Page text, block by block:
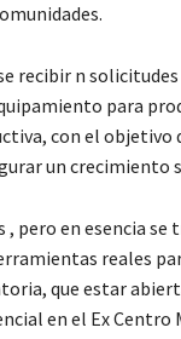
recibir n
para
con el
un crecimiento
, pero en esencia
reales
que estar
en el Ex